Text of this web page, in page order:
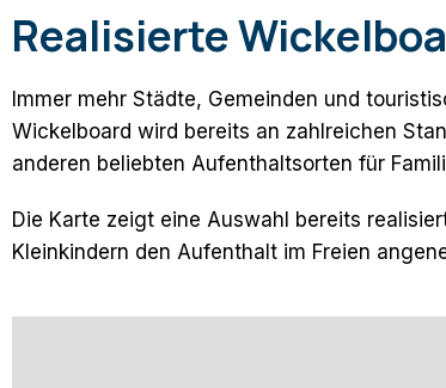
Realisierte
Immer mehr Städte, Gemeinden und
Wickelboard wird bereits an zahlreichen
anderen beliebten Aufenthaltsorten für
Die Karte zeigt eine Auswahl bereits
Kleinkindern den Aufenthalt im Freien